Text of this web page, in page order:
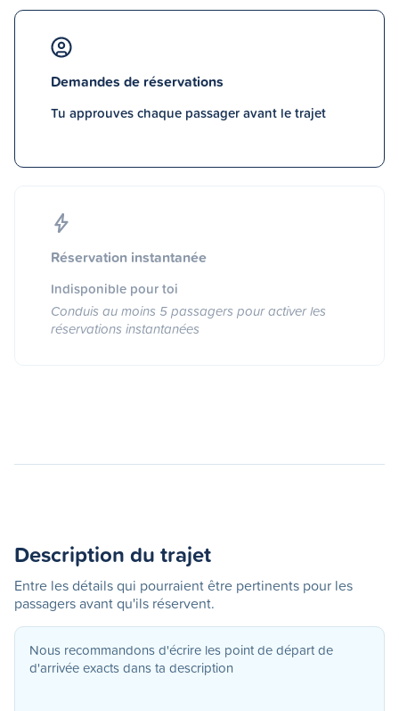
Demandes de réservations
Tu approuves chaque passager avant le trajet
Réservation instantanée
Indisponible pour toi
Conduis au moins 5 passagers pour activer les
réservations instantanées
Description du trajet
Entre les détails qui pourraient être pertinents pour les
passagers avant qu'ils réservent.